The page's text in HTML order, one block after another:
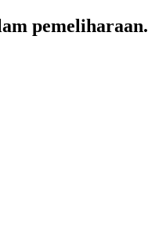
pemeliharaan.